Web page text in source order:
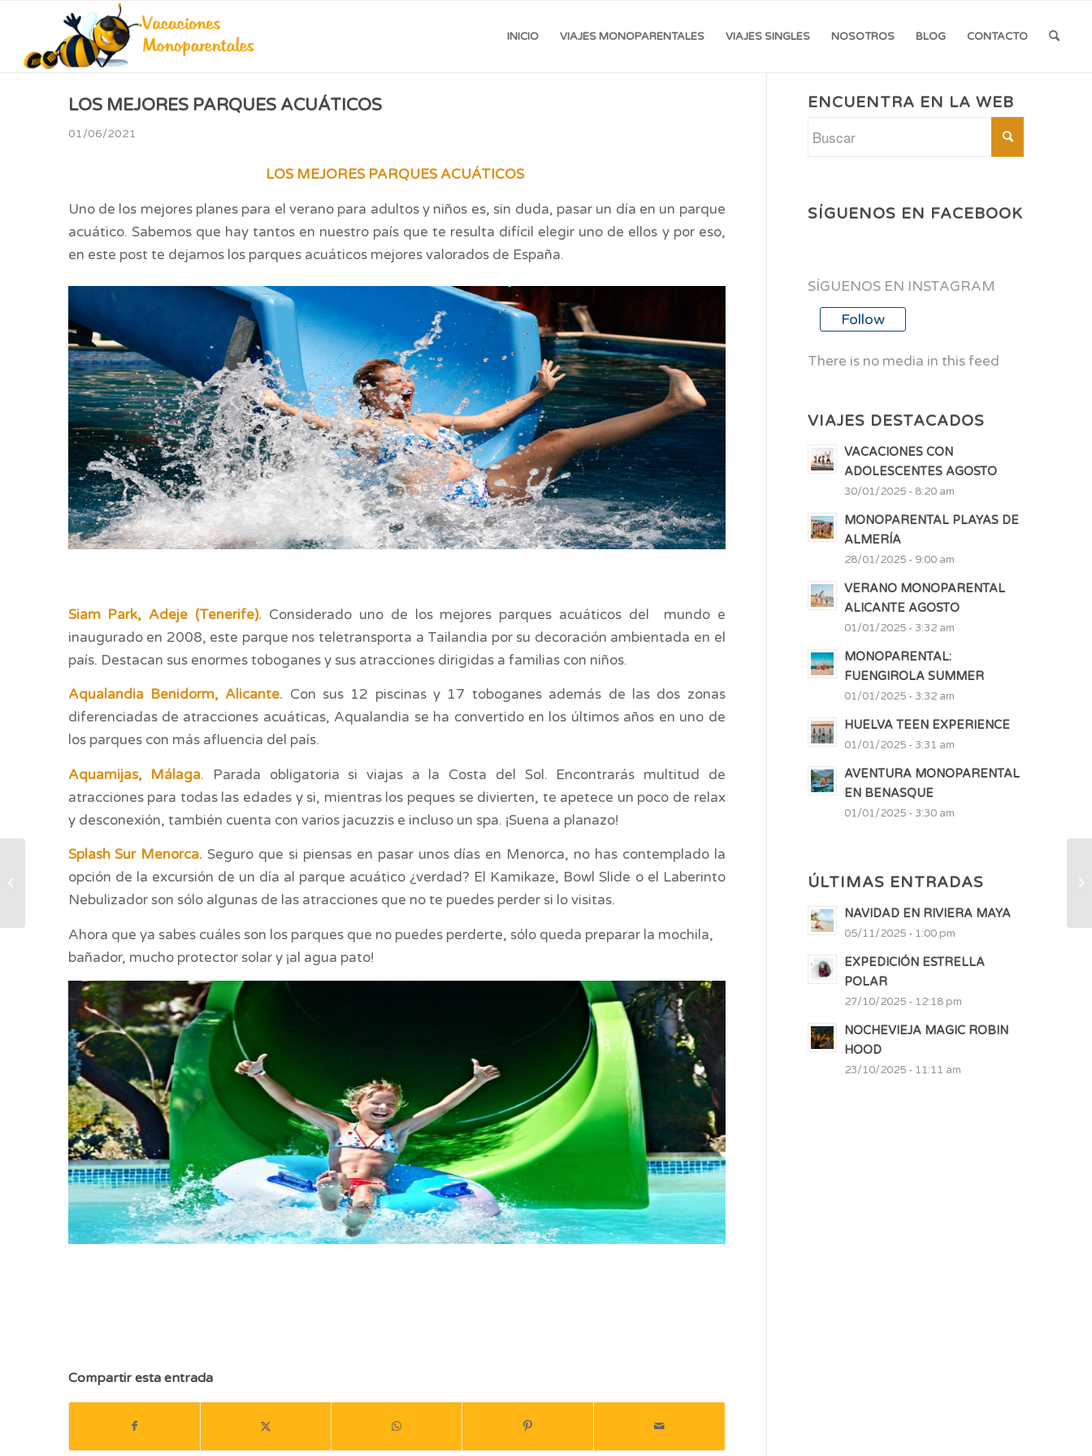
INICIO VIAJES MONOPARENTALES VIAJES SINGLES NOSOTROS BLOG CONTACTO
LOS MEJORES PARQUES ACUÁTICOS
01/06/2021
LOS MEJORES PARQUES ACUÁTICOS
Uno de los mejores planes para el verano para adultos y niños es, sin duda, pasar un día en un parque
acuático. Sabemos que hay tantos en nuestro país que te resulta difícil elegir uno de ellos y por eso,
en este post te dejamos los parques acuáticos mejores valorados de España.
Siam Park, Adeje (Tenerife). Considerado uno de los mejores parques acuáticos del mundo e
inaugurado en 2008, este parque nos teletransporta a Tailandia por su decoración ambientada en el
país. Destacan sus enormes toboganes y sus atracciones dirigidas a familias con niños.
Aqualandia Benidorm, Alicante. Con sus 12 piscinas y 17 toboganes además de las dos zonas
diferenciadas de atracciones acuáticas, Aqualandia se ha convertido en los últimos años en uno de
los parques con más afluencia del país.
Aquamijas, Málaga. Parada obligatoria si viajas a la Costa del Sol. Encontrarás multitud de
atracciones para todas las edades y si, mientras los peques se divierten, te apetece un poco de relax
y desconexión, también cuenta con varios jacuzzis e incluso un spa. ¡Suena a planazo!
Splash Sur Menorca. Seguro que si piensas en pasar unos días en Menorca, no has contemplado la
opción de la excursión de un día al parque acuático ¿verdad? El Kamikaze, Bowl Slide o el Laberinto
Nebulizador son sólo algunas de las atracciones que no te puedes perder si lo visitas.
Ahora que ya sabes cuáles son los parques que no puedes perderte, sólo queda preparar la mochila,
bañador, mucho protector solar y ¡al agua pato!
Compartir esta entrada
ENCUENTRA EN LA WEB
SÍGUENOS EN FACEBOOK
SÍGUENOS EN INSTAGRAM
Follow
There is no media in this feed
VIAJES DESTACADOS
VACACIONES CON
ADOLESCENTES AGOSTO
30/01/2025 - 8:20 am
MONOPARENTAL PLAYAS DE
ALMERÍA
28/01/2025 - 9:00 am
VERANO MONOPARENTAL
ALICANTE AGOSTO
01/01/2025 - 3:32 am
MONOPARENTAL:
FUENGIROLA SUMMER
01/01/2025 - 3:32 am
HUELVA TEEN EXPERIENCE
01/01/2025 - 3:31 am
AVENTURA MONOPARENTAL
EN BENASQUE
01/01/2025 - 3:30 am
ÚLTIMAS ENTRADAS
NAVIDAD EN RIVIERA MAYA
05/11/2025 - 1:00 pm
EXPEDICIÓN ESTRELLA
POLAR
27/10/2025 - 12:18 pm
NOCHEVIEJA MAGIC ROBIN
HOOD
23/10/2025 - 11:11 am
VIAJAR CON NIÑOS:
EN BUSCA DEL
MEJOR PLAN